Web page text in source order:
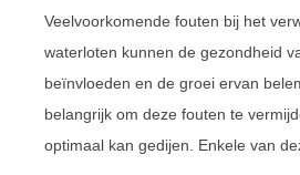
Veelvoorkomende fouten bij het
waterloten kunnen de gezondheid
beïnvloeden en de groei ervan
belangrijk om deze fouten te
optimaal kan gedijen. Enkele van